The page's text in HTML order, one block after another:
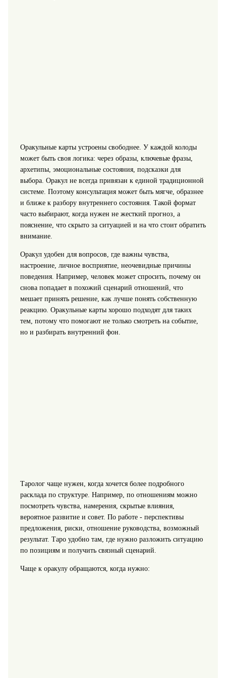
Оракульные карты устроены свободнее. У каждой колоды
может быть своя логика: через образы, ключевые фразы,
архетипы, эмоциональные состояния, подсказки для
выбора. Оракул не всегда привязан к единой традиционной
системе. Поэтому консультация может быть мягче, образнее
и ближе к разбору внутреннего состояния. Такой формат
часто выбирают, когда нужен не жесткий прогноз, а
пояснение, что скрыто за ситуацией и на что стоит обратить
внимание.
Оракул удобен для вопросов, где важны чувства,
настроение, личное восприятие, неочевидные причины
поведения. Например, человек может спросить, почему он
снова попадает в похожий сценарий отношений, что
мешает принять решение, как лучше понять собственную
реакцию. Оракульные карты хорошо подходят для таких
тем, потому что помогают не только смотреть на событие,
но и разбирать внутренний фон.
Таролог чаще нужен, когда хочется более подробного
расклада по структуре. Например, по отношениям можно
посмотреть чувства, намерения, скрытые влияния,
вероятное развитие и совет. По работе - перспективы
предложения, риски, отношение руководства, возможный
результат. Таро удобно там, где нужно разложить ситуацию
по позициям и получить связный сценарий.
Чаще к оракулу обращаются, когда нужно: